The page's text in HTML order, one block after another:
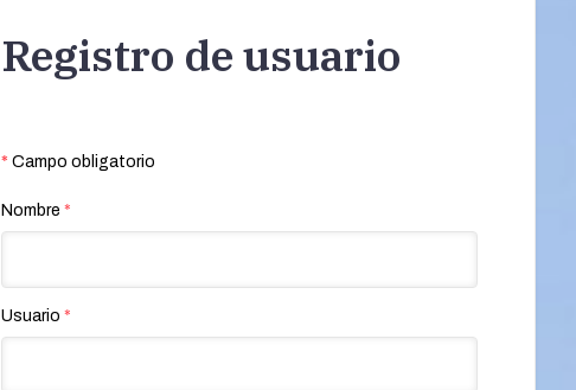
Registro de usuario
* Campo obligatorio
Nombre *
Usuario *